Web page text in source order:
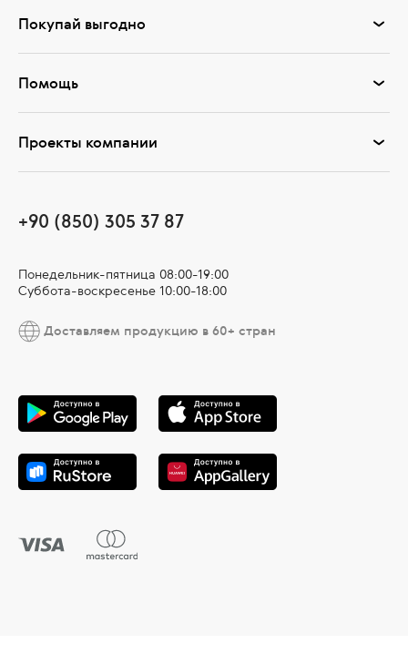
Покупай выгодно
Помощь
Проекты компании
+90 (850) 305 37 87
Понедельник-пятница 08:00-19:00
Суббота-воскресенье 10:00-18:00
Доставляем продукцию в 60+ стран